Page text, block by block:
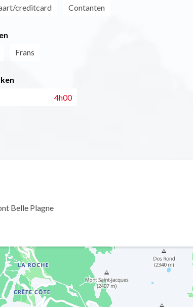
creditcard
Contanten
Frans
4h00
Belle Plagne